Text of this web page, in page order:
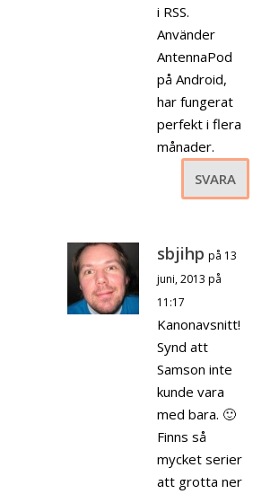
i RSS.
Använder
AntennaPod
på Android,
har fungerat
perfekt i flera
månader.
SVARA
sbjihp på 13
juni, 2013 på
11:17
Kanonavsnitt!
Synd att
Samson inte
kunde vara
med bara. 🙂
Finns så
mycket serier
att grotta ner